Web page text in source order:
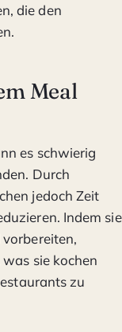
die den
Meal
es schwierig
Durch
jedoch Zeit
Indem sie
sie kochen
zu